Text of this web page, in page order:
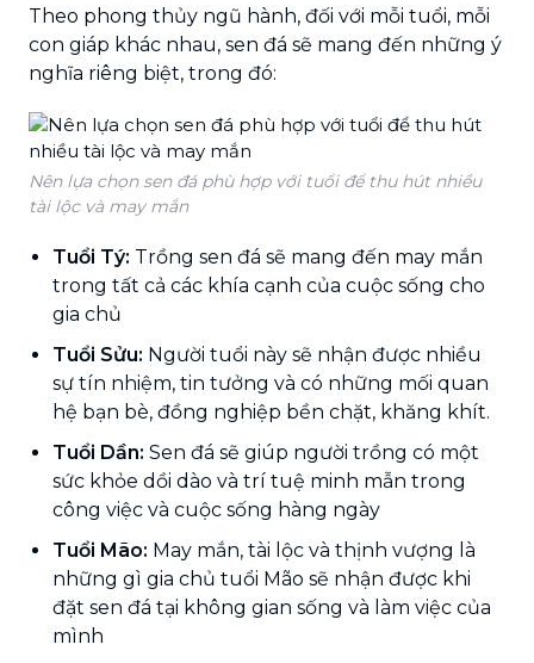
Theo phong thủy ngũ hành, đối với mỗi tuổi, mỗi
con giáp khác nhau, sen đá sẽ mang đến những ý
nghĩa riêng biệt, trong đó:
Nên lựa chọn sen đá phù hợp với tuổi để thu hút nhiều
tài lộc và may mắn
Tuổi Tý: Trồng sen đá sẽ mang đến may mắn
trong tất cả các khía cạnh của cuộc sống cho
gia chủ
Tuổi Sửu: Người tuổi này sẽ nhận được nhiều
sự tín nhiệm, tin tưởng và có những mối quan
hệ bạn bè, đồng nghiệp bền chặt, khăng khít.
Tuổi Dần: Sen đá sẽ giúp người trồng có một
sức khỏe dồi dào và trí tuệ minh mẫn trong
công việc và cuộc sống hàng ngày
Tuổi Mão: May mắn, tài lộc và thịnh vượng là
những gì gia chủ tuổi Mão sẽ nhận được khi
đặt sen đá tại không gian sống và làm việc của
mình